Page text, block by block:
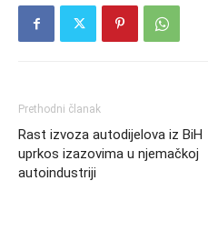
Prethodni članak
Rast izvoza autodijelova iz BiH
uprkos izazovima u njemačkoj
autoindustriji